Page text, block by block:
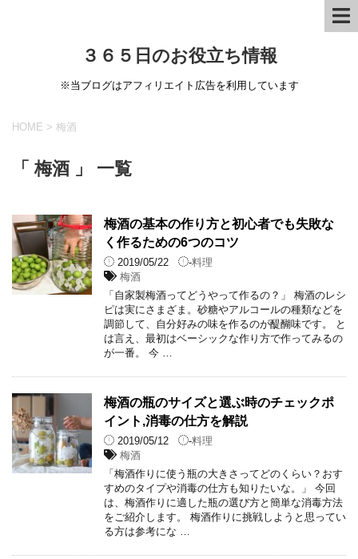
３６５日のお役立ち情報
※当ブログはアフィリエイト広告を利用しています
HOME > 梅酒
「 梅酒 」 一覧
梅酒の基本の作り方と初心者でも失敗な
く作るための6つのコツ
2019/05/22 -料理
梅酒
「自家製梅酒ってどうやって作るの？」 梅酒のレシ
ピは実にさまざま。砂糖やアルコールの種類などを
調節して、自分好みの味を作るのが醍醐味です。 と
は言え、最初はベーシックな作り方で作ってみるの
が一番。 今 …
梅酒の瓶のサイズと選ぶ時のチェックポ
イント,消毒の仕方を解説
2019/05/12 -料理
梅酒
「梅酒作りに使う瓶の大きさってどのくらい？おす
すめのタイプや消毒の仕方も知りたいな。」 今回
は、梅酒作りに適した瓶の選び方と簡単な消毒方法
をご紹介します。 梅酒作りに挑戦しようと思ってい
る方は参考にな …